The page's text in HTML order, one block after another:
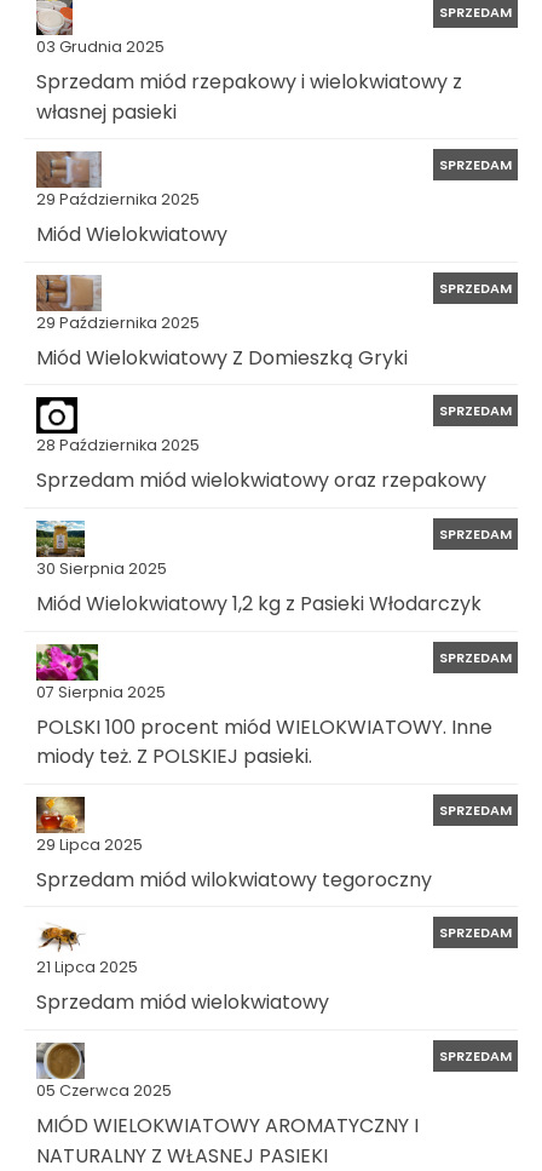
03 Grudnia 2025
SPRZEDAM
Sprzedam miód rzepakowy i wielokwiatowy z
własnej pasieki
29 Października 2025
SPRZEDAM
Miód Wielokwiatowy
29 Października 2025
SPRZEDAM
Miód Wielokwiatowy Z Domieszką Gryki
28 Października 2025
SPRZEDAM
Sprzedam miód wielokwiatowy oraz rzepakowy
30 Sierpnia 2025
SPRZEDAM
Miód Wielokwiatowy 1,2 kg z Pasieki Włodarczyk
07 Sierpnia 2025
SPRZEDAM
POLSKI 100 procent miód WIELOKWIATOWY. Inne
miody też. Z POLSKIEJ pasieki.
29 Lipca 2025
SPRZEDAM
Sprzedam miód wilokwiatowy tegoroczny
21 Lipca 2025
SPRZEDAM
Sprzedam miód wielokwiatowy
05 Czerwca 2025
SPRZEDAM
MIÓD WIELOKWIATOWY AROMATYCZNY I
NATURALNY Z WŁASNEJ PASIEKI